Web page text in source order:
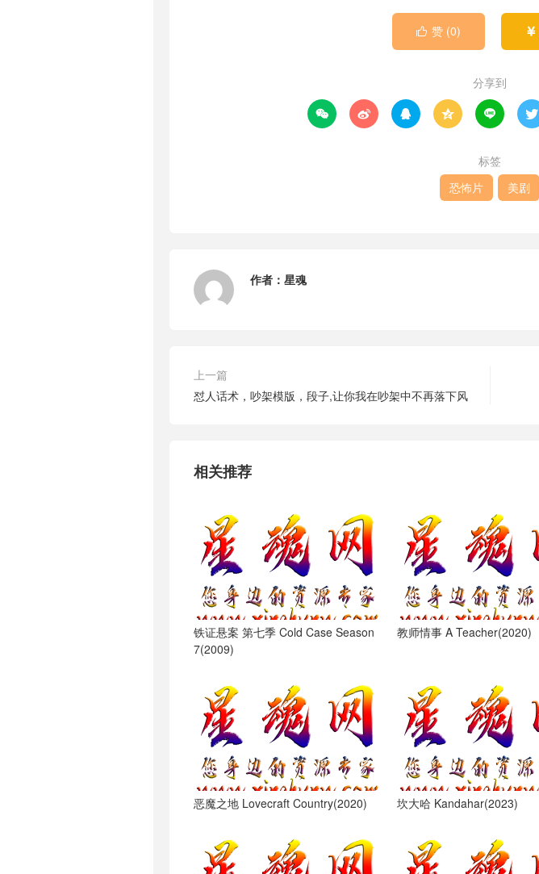
 赞 (0) 
分享到
     
标签
恐怖片
美剧
作者： 星魂
上一篇
怼人话术，吵架模版，段子,让你我在吵架中不再落下风
相关推荐
铁证悬案 第七季 Cold Case Season
7(2009)
教师情事 A Teacher(2020)
恶魔之地 Lovecraft Country(2020) 坎大哈 Kandahar(2023)